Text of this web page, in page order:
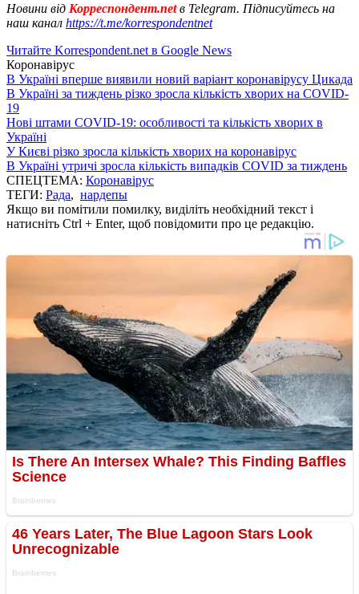
Новини від Корреспондент.netв Telegram. Підписуйтесь на
наш канал https://t.me/korrespondentnet
Читайте Korrespondent.net в Google News
Коронавірус
В Україні вперше виявили новий варіант коронавірусу Цикада
В Україні за тиждень різко зросла кількість хворих на COVID-
19
Нові штами COVID-19: особливості та кількість хворих в
Україні
У Києві різко зросла кількість хворих на коронавірус
В Україні утричі зросла кількість випадків COVID за тиждень
СПЕЦТЕМА: Коронавірус
ТЕГИ: Рада, нардепы
Якщо ви помітили помилку, виділіть необхідний текст і
натисніть Ctrl + Enter, щоб повідомити про це редакцію.